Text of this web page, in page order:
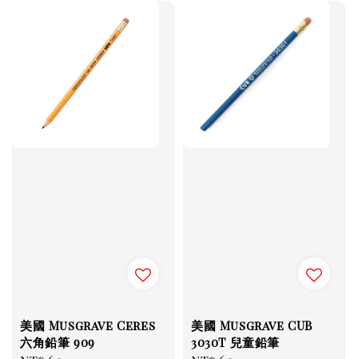
美國 Musgrave Ceres
六角鉛筆 909
美國 Musgrave CUB
3030T 兒童鉛筆